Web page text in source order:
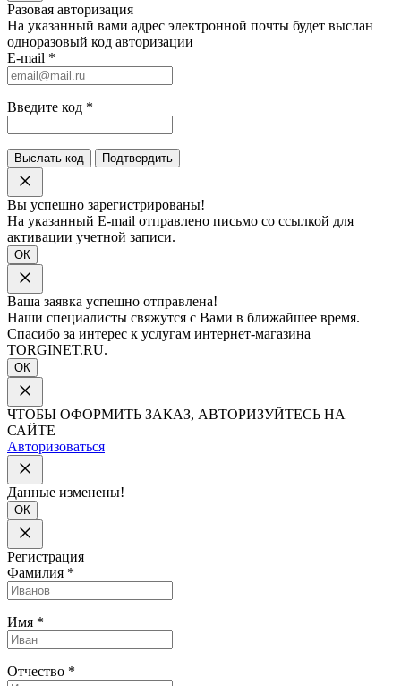
Разовая авторизация
На указанный вами адрес электронной почты будет выслан
одноразовый код авторизации
E-mail *
Введите код *
Выслать код Подтвердить
Вы успешно зарегистрированы!
На указанный E-mail отправлено письмо со ссылкой для
активации учетной записи.
ОК
Ваша заявка успешно отправлена!
Наши специалисты свяжутся с Вами в ближайшее время.
Спасибо за интерес к услугам интернет-магазина
TORGINET.RU.
ОК
ЧТОБЫ ОФОРМИТЬ ЗАКАЗ, АВТОРИЗУЙТЕСЬ НА
САЙТЕ
Авторизоваться
Данные изменены!
ОК
Регистрация
Фамилия *
Имя *
Отчество *